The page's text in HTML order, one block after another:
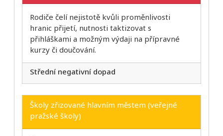
Rodiče čelí nejistotě kvůli proměnlivosti
hranic přijetí, nutnosti taktizovat s
přihláškami a možným výdaji na přípravné
kurzy či doučování.
Střední negativní dopad
Školy zřizované hlavním městem (veřejné
pražské školy)